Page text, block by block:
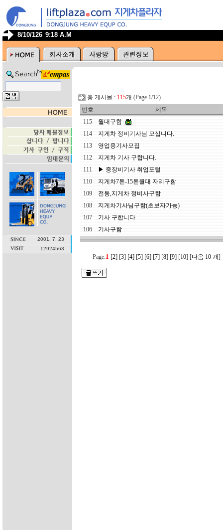
8/10/126 9:18 A.M
2001. 7. 23
12924563
총 게시물 : 115개 (Page 1/12)
번호
제목
115
월대구함
114
지게차 정비기사님 모십니다.
113
영업용기사모집
112
지게차 기사 구합니다.
111
▶ 중장비기사 취업포털
110
지게차7톤-15톤월대 자리구함
109
전동,지게차 정비사구함
108
지게차기사님구함(초보자가능)
107
기사 구합니다
106
기사구함
Page:1 [2] [3] [4] [5] [6] [7] [8] [9] [10] [다음 10 개]